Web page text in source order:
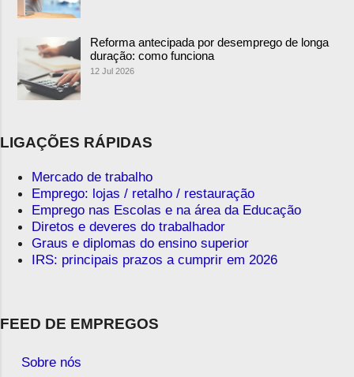
Reforma antecipada por desemprego de longa
duração: como funciona
12 Jul 2026
LIGAÇÕES RÁPIDAS
Mercado de trabalho
Emprego: lojas / retalho / restauração
Emprego nas Escolas e na área da Educação
Diretos e deveres do trabalhador
Graus e diplomas do ensino superior
IRS: principais prazos a cumprir em 2026
FEED DE EMPREGOS
Sobre nós